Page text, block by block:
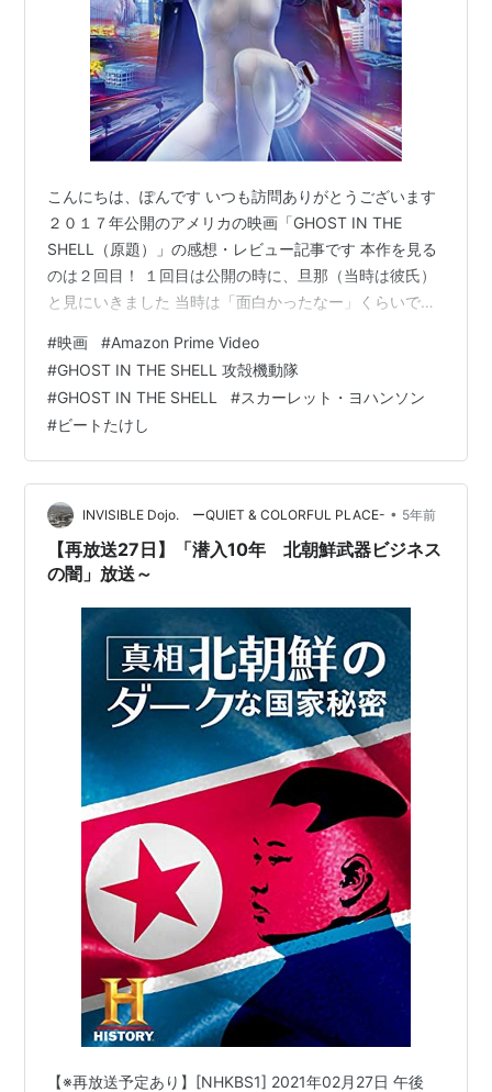
こんにちは、ぽんです いつも訪問ありがとうございます
２０１７年公開のアメリカの映画「GHOST IN THE
SHELL（原題）」の感想・レビュー記事です 本作を見る
のは２回目！ １回目は公開の時に、旦那（当時は彼氏）
と見にいきました 当時は「面白かったなー」くらいでし
きたりして、１回目よりも楽しく見ることができました
＾＾ 旦那的には「うーん」だったみたいですが、個人的
には結構好きでしたね 芸者ロボットが特に大好きです
(笑) それでは、どうぞ！ スポンサードリンク 「GHOST
IN THE SHELL（原題）」概要 ネットに直接アクセスす
る…
#映画 #Amazon Prime Video
#GHOST IN THE SHELL 攻殻機動隊
#GHOST IN THE SHELL #スカーレット・ヨハンソン
#ビートたけし
INVISIBLE Dojo. ーQUIET & COLORFUL PLACE- • 5年前
【再放送27日】「潜入10年 北朝鮮武器ビジネス
の闇」放送～
【※再放送予定あり】[NHKBS1] 2021年02月27日 午後